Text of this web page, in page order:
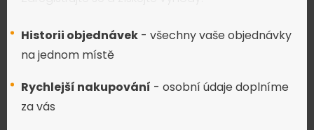
Historii objednávek - všechny vaše objednávky
na jednom místě
Rychlejší nakupování - osobní údaje doplníme
za vás